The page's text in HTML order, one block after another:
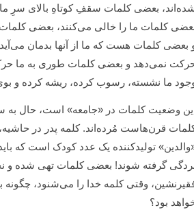
بعضی کلمات سقفِ کوتاهِ بالای سرِ ما
کلمات ما را خالی می‌کنند، بعضی
بعضی کلمات هست که ما از آنها بدمان
نمی‌دهد و بعضی کلمات طوری به ما
ما نشسته، رسوب کرده، ریشه کرده و
وضعیت کلمات در «جامعه» است، حال به
قرن‌هاست مُرده‌اند. کلمه پدر در حاشیه،
تولیدکننده یک عدد کودک است که باید
گرفته شوند! بعضی کلمات تهی شده و
وقتی کلمه خدا را می‌شنود، چگونه
بود؟